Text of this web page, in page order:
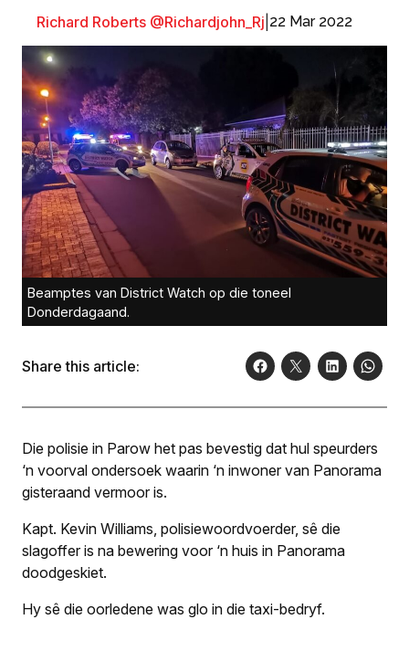
Richard Roberts @Richardjohn_Rj 22 Mar 2022
Beamptes van District Watch op die toneel
Donderdagaand.
Share this article:
Die polisie in Parow het pas bevestig dat hul speurders
‘n voorval ondersoek waarin ‘n inwoner van Panorama
gisteraand vermoor is.
Kapt. Kevin Williams, polisiewoordvoerder, sê die
slagoffer is na bewering voor ‘n huis in Panorama
doodgeskiet.
Hy sê die oorledene was glo in die taxi-bedryf.